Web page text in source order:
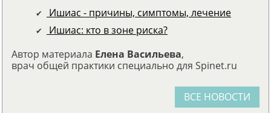
Ишиас - причины, симптомы, лечение
Ишиас: кто в зоне риска?
Автор материала Елена Васильева,
врач общей практики специально для Spinet.ru
ВСЕ НОВОСТИ